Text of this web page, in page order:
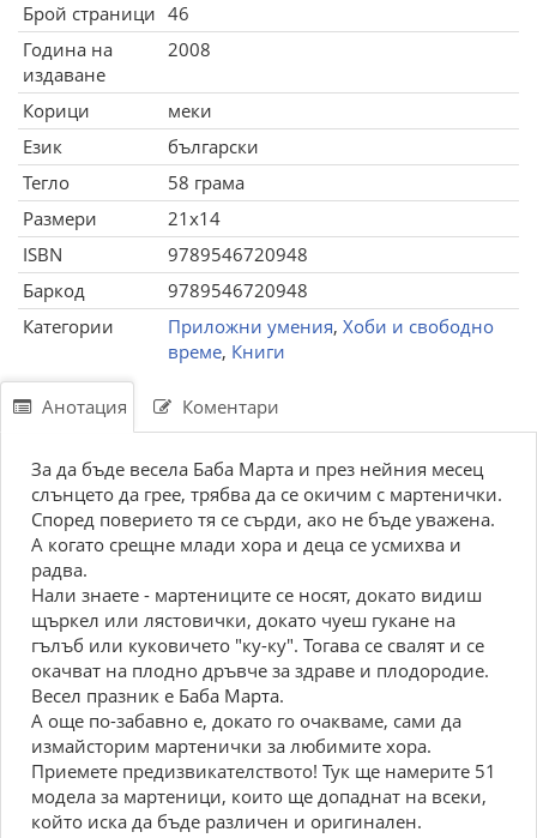
Брой страници 46
Година на
издаване
2008
Корици
меки
Език
български
Тегло
58 грама
Размери
21x14
ISBN
9789546720948
Баркод
9789546720948
Категории
Приложни умения, Хоби и свободно
време, Книги
Анотация Коментари
За да бъде весела Баба Марта и през нейния месец
слънцето да грее, трябва да се окичим с мартенички.
Според поверието тя се сърди, ако не бъде уважена.
А когато срещне млади хора и деца се усмихва и
радва.
Нали знаете - мартениците се носят, докато видиш
щъркел или лястовички, докато чуеш гукане на
гълъб или куковичето "ку-ку". Тогава се свалят и се
окачват на плодно дръвче за здраве и плодородие.
Весел празник е Баба Марта.
А още по-забавно е, докато го очакваме, сами да
измайсторим мартенички за любимите хора.
Приемете предизвикателството! Тук ще намерите 51
модела за мартеници, които ще допаднат на всеки,
който иска да бъде различен и оригинален.